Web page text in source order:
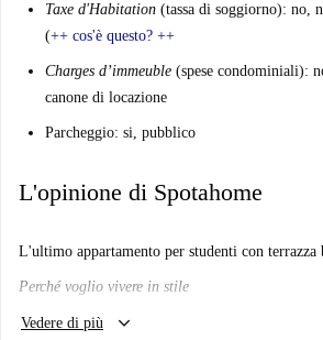
Taxe d'Habitation (tassa di soggiorno): no,
(++ cos'è questo? ++
Charges d’immeuble (spese condominiali):
canone di locazione
Parcheggio: si, pubblico
L'opinione di Spotahome
L'ultimo appartamento per studenti con terrazza
Perché voglio vivere in stile
Mi piacerà qui?
Vedere di più keyboard_arrow_down